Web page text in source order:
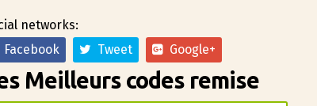
networks:
Tweet Google+
Meilleurs codes remise